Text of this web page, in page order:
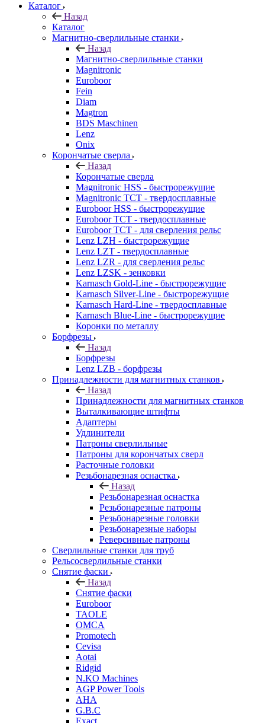
Каталог
Назад
Каталог
Магнитно-сверлильные станки
Назад
Магнитно-сверлильные станки
Magnitronic
Euroboor
Fein
Diam
Magtron
BDS Maschinen
Lenz
Onix
Корончатые сверла
Назад
Корончатые сверла
Magnitronic HSS - быстрорежущие
Magnitronic TCT - твердосплавные
Euroboor HSS - быстрорежущие
Euroboor TCT - твердосплавные
Euroboor TCT - для сверления рельс
Lenz LZH - быстрорежущие
Lenz LZT - твердосплавные
Lenz LZR - для сверления рельс
Lenz LZSK - зенковки
Karnasch Gold-Line - быстрорежущие
Karnasch Silver-Line - быстрорежущие
Karnasch Hard-Line - твердосплавные
Karnasch Blue-Line - быстрорежущие
Коронки по металлу
Борфрезы
Назад
Борфрезы
Lenz LZB - борфрезы
Принадлежности для магнитных станков
Назад
Принадлежности для магнитных станков
Выталкивающие штифты
Адаптеры
Удлинители
Патроны сверлильные
Патроны для корончатых сверл
Расточные головки
Резьбонарезная оснастка
Назад
Резьбонарезная оснастка
Резьбонарезные патроны
Резьбонарезные головки
Резьбонарезные наборы
Реверсивные патроны
Сверлильные станки для труб
Рельсосверлильные станки
Снятие фаски
Назад
Снятие фаски
Euroboor
TAOLE
OMCA
Promotech
Cevisa
Aotai
Ridgid
N.KO Machines
AGP Power Tools
AHA
G.B.C
Exact